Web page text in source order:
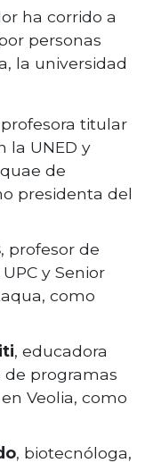
ha corrido a
personas
la universidad
profesora titular
la UNED y
de
presidenta del
, profesor de
y Senior
como
, educadora
programas
Veolia, como
, biotecnóloga,